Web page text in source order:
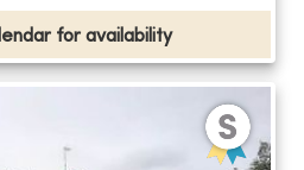
for availability